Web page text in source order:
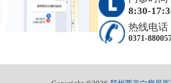
8:30-
热线电话
0371-